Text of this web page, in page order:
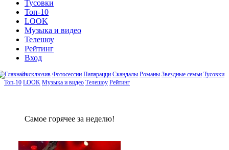
Тусовки
Топ-10
LOOK
Музыка и видео
Телешоу
Рейтинг
Вход
Эксклюзив Фотосессии Папарацци Скандалы Романы Звездные семьи Тусовки
Топ-10 LOOK Музыка и видео Телешоу Рейтинг
Сaмое гoрячее за неделю!